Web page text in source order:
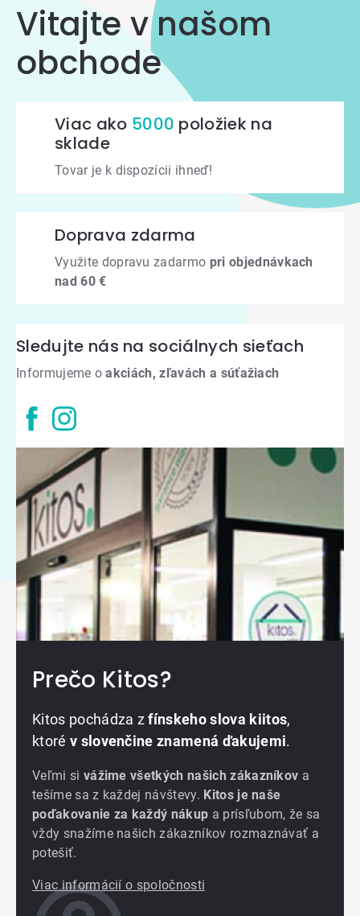
Vitajte v našom
obchode
Viac ako 5000 položiek na
sklade
Tovar je k dispozícii ihneď!
Doprava zdarma
Využite dopravu zadarmo pri objednávkach
nad 60 €
Sledujte nás na sociálnych sieťach
Informujeme oakciách, zľavách a súťažiach
Prečo Kitos?
Kitos pochádza zfínskeho slova kiitos,
ktoré v slovenčine znamená ďakujemi.
Veľmi si vážime všetkých našich zákazníkov a
tešíme sa z každej návštevy. Kitos je naše
poďakovanie za každý nákup a prísľubom, že sa
vždy snažíme našich zákazníkov rozmaznávať a
potešiť.
Viac informácií o spoločnosti